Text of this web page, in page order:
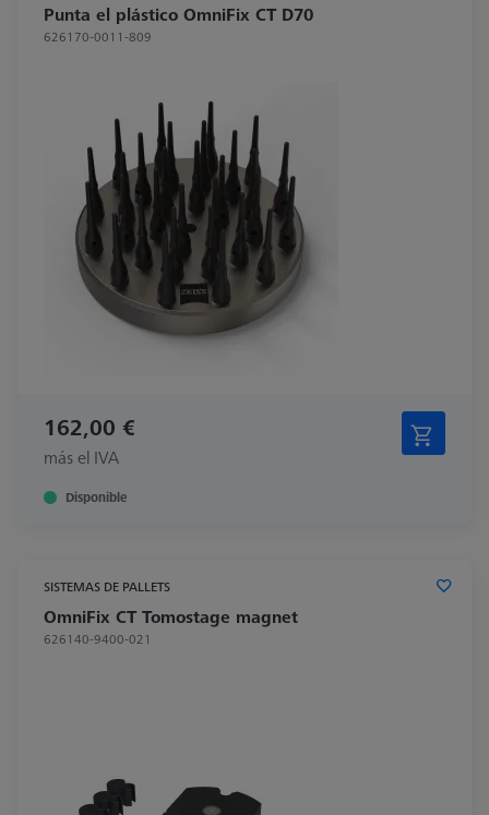
Punta el plástico OmniFix CT D70
626170-0011-809
162,00 €
más el IVA
Disponible
SISTEMAS DE PALLETS
OmniFix CT Tomostage magnet
626140-9400-021